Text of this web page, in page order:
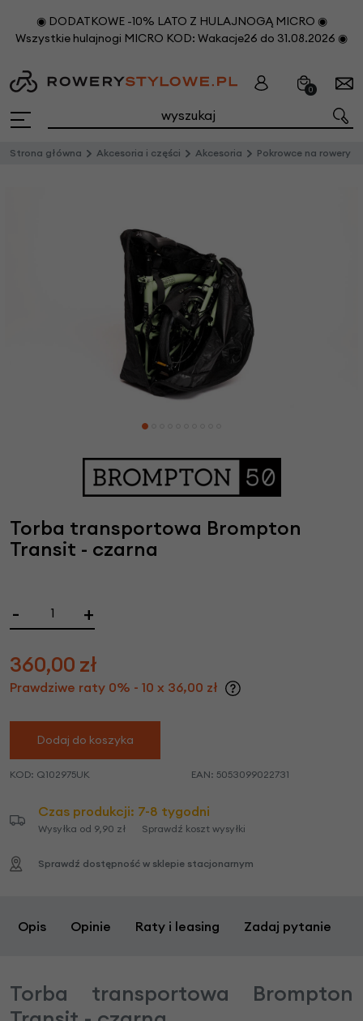
◉ DODATKOWE -10% LATO Z HULAJNOGĄ MICRO ◉
Wszystkie hulajnogi MICRO KOD: Wakacje26 do 31.08.2026 ◉
0
Strona główna Akcesoria i części Akcesoria Pokrowce na rowery
Torba transportowa Brompton
Transit - czarna
- +
360,00 zł
Prawdziwe raty 0% - 10 x 36,00 zł
Dodaj do koszyka
KOD: Q102975UK EAN: 5053099022731
Czas produkcji: 7-8 tygodni
Wysyłka od 9,90 zł Sprawdź koszt wysyłki
Sprawdź dostępność w sklepie stacjonarnym
Opis Opinie Raty i leasing Zadaj pytanie
Torba transportowa Brompton